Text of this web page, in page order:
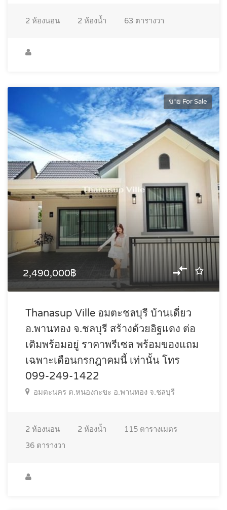
2 ห้องนอน 2 ห้องน้ำ 63 ตารางวา
ขาย For Sale
2,490,000฿
Thanasup Ville อมตะชลบุรี บ้านเดี่ยว
อ.พานทอง จ.ชลบุรี สร้างด้วยอิฐแดง ต่อ
เติมพร้อมอยู่ ราคาพรีเซล พร้อมของแถม
เฉพาะเดือนกรกฎาคมนี้ เท่านั้น โทร
099-249-1422
อมตะนคร ต.หนองกะขะ อ.พานทอง จ.ชลบุรี
2 ห้องนอน 2 ห้องน้ำ 115 ตารางเมตร
36 ตารางวา